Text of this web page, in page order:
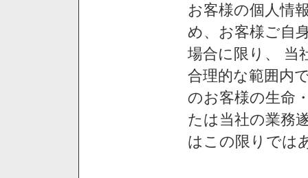
お客様の個人情
め、お客様ご自
場合に限り、 当
合理的な範囲内
のお客様の生命
たは当社の業務
はこの限りでは